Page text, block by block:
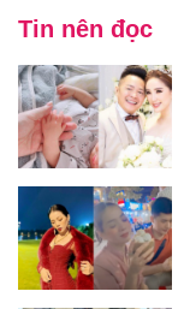
Tin nên đọc